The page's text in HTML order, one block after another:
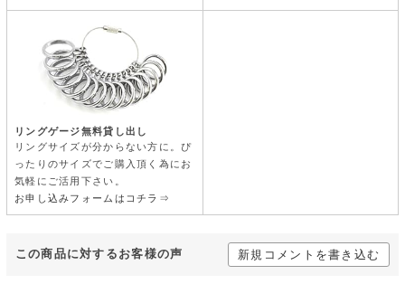
リングゲージ無料貸し出し
リングサイズが分からない方に。ぴ
ったりのサイズでご購入頂く為にお
気軽にご活用下さい。
お申し込みフォームはコチラ⇒
この商品に対するお客様の声 新規コメントを書き込む